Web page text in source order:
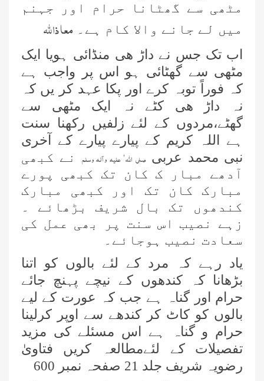
مٹھی سے گھٹانا حرام اور جہنم
میں لے جانے والا کام ہے۔ معا ذا للہ
اب تک جس نے داڑ ھی منڈائی ہویا ایک
مٹھی سے گھٹائی ہو اس پر واجب ہے
کہ فوراً توبہ کرے اور پکا عہد کر یں کہ
نہ داڑ ھی کٹے نہ ایک مٹھی سے
گھٹے،مردوں کے لئے زلفیں رکھنا سنت
ہے اللہ کریم کے پیارے پیارے کے آخری
نبی محمد عربیصلی اللہ ٰ علیہ وآلہ وسلم نے کبھی
آدھے مبار ک کان تک کبھی پورے
مبارک کان تک اور کبھی مبارک
کندھوں تک بال شریف بڑھائے ۔
زہے نصیب اس سنت پر بھی عمل کی
سعادت نصیب ہوجائے۔
یاد رہے کہ مرد کے لئے بالوں کو اتنا
بڑھانا کہ کندھوں کے نیچے پہنچ جائے
حرام اور گناہ ہے جب کہ عورت کے لیے
بالوں کو کاٹ کر کندھے سے اوپر کرلینا
حرام و گناہ ہے اس مسئلے کی مزید
تفصیلات کے لئےمطالعہ کریں فتاویٰ
رضویہ شریف جلد 21 صفحہ نمبر 600